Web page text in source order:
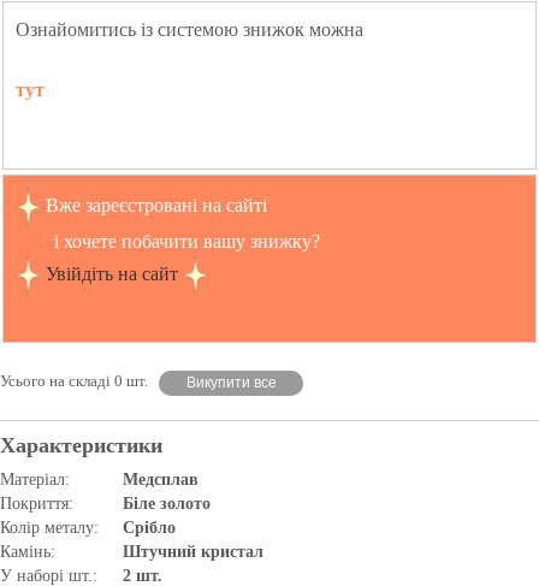
Ознайомитись із системою знижок можна
тут
Вже зареєстровані на сайті
і хочете побачити вашу знижку?
Увійдіть на сайт
Усього на складі 0 шт. Викупити все
Характеристики
Матеріал:
Медсплав
Покриття:
Біле золото
Колір металу:
Срібло
Камінь:
Штучний кристал
У наборі шт.:
2 шт.